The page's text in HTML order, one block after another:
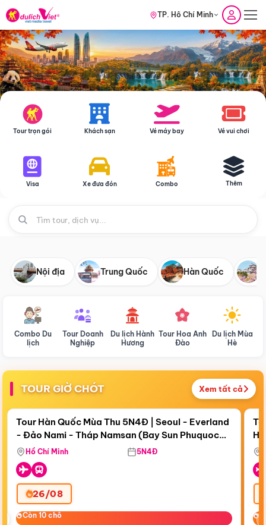
TP. Hồ Chí Minh
Tour trọn gói Khách sạn Vé máy bay Vé vui chơi
Visa Xe đưa đón Combo Thêm
Nội địa Trung Quốc Hàn Quốc
Combo Du
lịch
Tour Doanh
Nghiệp
Du lịch Hành
Hương
Tour Hoa Anh
Đào
Du lịch Mùa
Hè
TOUR GIỜ CHÓT Xem tất cả
Còn17 ngày 21:15:51
Bay Sun Phuquoc Airways
Điểm nổi bật
Tour Hàn Quốc Mùa Thu 5N4Đ | Seoul - Everland
- Đảo Nami - Tháp Namsan (Bay Sun Phuquoc
Airways)
Hồ Chí Minh 5N4Đ
26/08
Còn 10 chỗ
Còn 10 chỗ